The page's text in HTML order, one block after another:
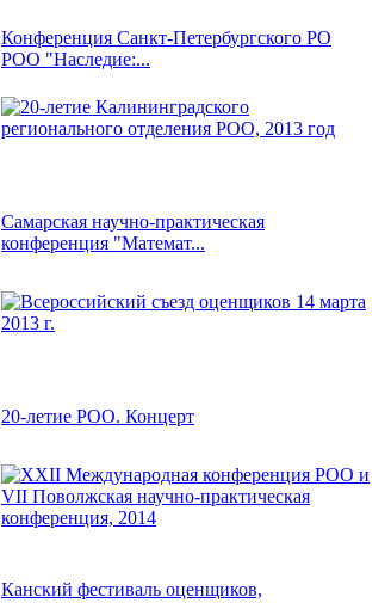
Конференция Санкт-Петербургского РО
РОО "Наследие:...
Самарская научно-практическая
конференция "Математ...
20-летие РОО. Концерт
Канский фестиваль оценщиков,